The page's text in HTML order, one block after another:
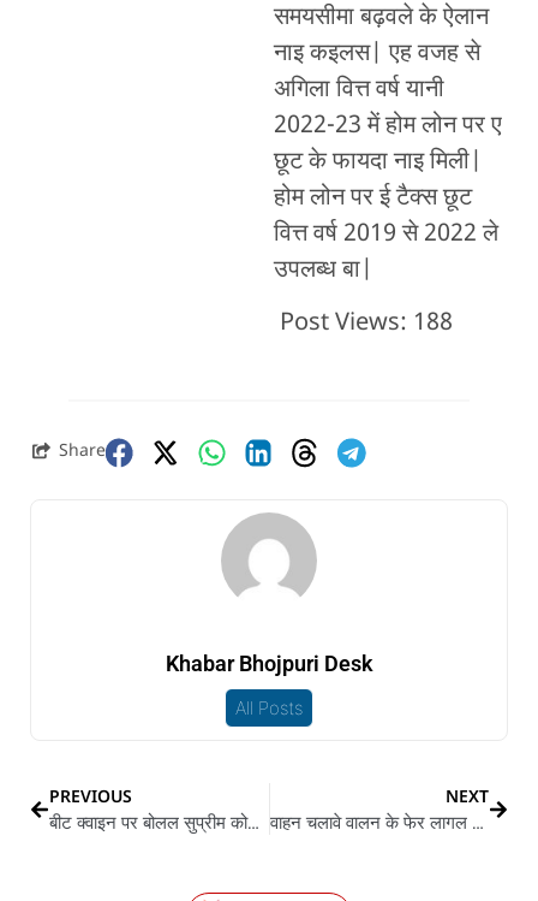
समयसीमा बढ़वले के ऐलान
नाइ कइलस| एह वजह से
अगिला वित्त वर्ष यानी
2022-23 में होम लोन पर ए
छूट के फायदा नाइ मिली|
होम लोन पर ई टैक्स छूट
वित्त वर्ष 2019 से 2022 ले
उपलब्ध बा|
Post Views: 188
Share
Khabar Bhojpuri Desk
All Posts
PREVIOUS
बीट क्वाइन पर बोलल सुप्रीम कोर्ट : ई वैध बा आ कि अवैध, एप्पर रुख साफ़ करे सरकार
NEXT
वाहन चलावे वालन के फेर लागल झटका, हो गइल ई नाया काम, होई नुकसान